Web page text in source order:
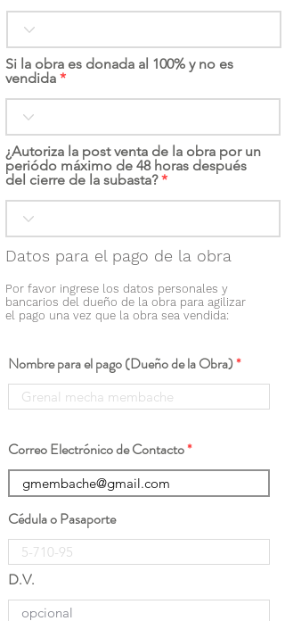
Si la obra es donada al 100% y no es
vendida
¿Autoriza la post venta de la obra por un
periódo máximo de 48 horas después
del cierre de la subasta?
Datos para el pago de la obra
Por favor ingrese los datos personales y
bancarios del dueño de la obra para agilizar
el pago una vez que la obra sea vendida:
Nombre para el pago (Dueño de la Obra)
Correo Electrónico de Contacto
Cédula o Pasaporte
D.V.